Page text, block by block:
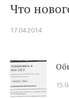
Что
17.04.2014